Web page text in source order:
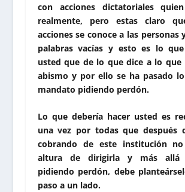
con acciones dictatoriales
realmente, pero estas claro
acciones se conoce a las personas
palabras vacías y esto es lo
usted que de lo que dice a lo que
abismo y por ello se ha pasado
mandato pidiendo perdón.
Lo que debería hacer usted es
una vez por todas que después
cobrando de este institución
altura de dirigirla y más allá
pidiendo perdón, debe
paso a un lado.